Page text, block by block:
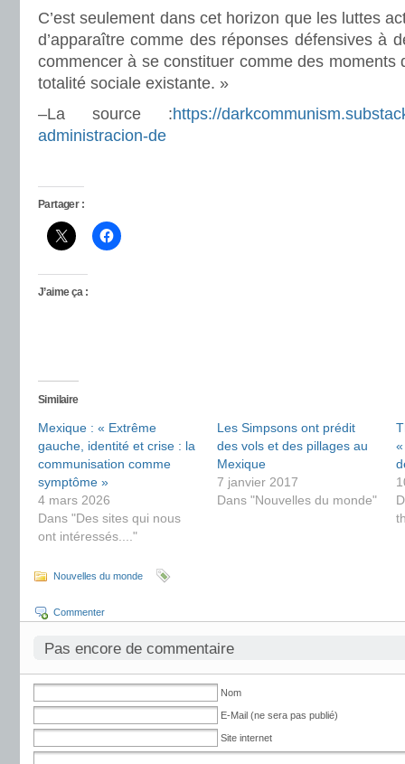
C’est seulement dans cet horizon que les luttes
d’apparaître comme des réponses défensives à
commencer à se constituer comme des moments
totalité sociale existante. »
–La source :https://
administracion-de
Partager :
J’aime ça :
Similaire
Mexique : « Extrême
gauche, identité et crise : la
communisation comme
symptôme »
4 mars 2026
Dans "Des sites qui nous
ont intéressés...."
Les Simpsons ont prédit
des vols et des pillages au
Mexique
7 janvier 2017
Dans "Nouvelles du monde"
Nouvelles du monde
Commenter
Pas encore de commentaire
Nom
E-Mail (ne sera pas publié)
Site internet